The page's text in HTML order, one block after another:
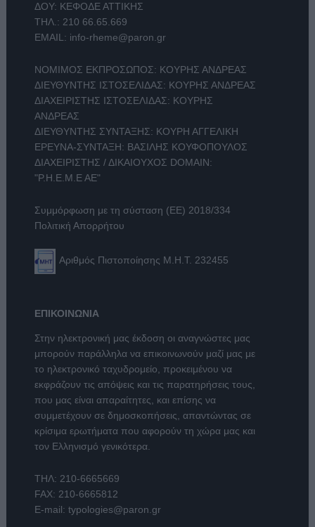
ΔΟΥ: ΚΕΦΟΔΕ ΑΤΤΙΚΗΣ
ΤΗΛ.: 210 66.65.669
EMAIL: info-rheme@paron.gr
ΝΟΜΙΜΟΣ ΕΚΠΡΟΣΩΠΟΣ: ΚΟΥΡΗΣ ΑΝΔΡΕΑΣ
ΔΙΕΥΘΥΝΤΗΣ ΙΣΤΟΣΕΛΙΔΑΣ: ΚΟΥΡΗΣ ΑΝΔΡΕΑΣ
ΔΙΑΧΕΙΡΙΣΤΗΣ ΙΣΤΟΣΕΛΙΔΑΣ: ΚΟΥΡΗΣ
ΑΝΔΡΕΑΣ
ΔΙΕΥΘΥΝΤΗΣ ΣΥΝΤΑΞΗΣ: ΚΟΥΡΗ ΑΓΓΕΛΙΚΗ
ΕΡΕΥΝΑ-ΣΥΝΤΑΞΗ: ΒΑΣΙΛΗΣ ΚΟΥΦΟΠΟΥΛΟΣ
ΔΙΑΧΕΙΡΙΣΤΗΣ / ΔΙΚΑΙΟΥΧΟΣ DOMAIN:
"Ρ.Η.Ε.Μ.Ε ΑΕ"
Συμμόρφωση με τη σύσταση (ΕΕ) 2018/334
Πολιτική Απορρήτου
Αριθμός Πιστοποίησης Μ.Η.Τ. 232455
ΕΠΙΚΟΙΝΩΝΙΑ
Στην ηλεκτρονική μας έκδοση οι αναγνώστες μας
μπορούν παράλληλα να επικοινωνούν μαζί μας με
το ηλεκτρονικό ταχυδρομείο, προκειμένου να
εκφράζουν τις απόψεις και τις παρατηρήσεις τους,
που μας είναι απαραίτητες, και επίσης να
συμμετέχουν σε δημοσκοπήσεις, απαντώντας σε
κρίσιμα ερωτήματα που αφορούν τη χώρα μας και
τον Ελληνισμό γενικότερα.
ΤΗΛ: 210-6665669
FAX: 210-6665812
E-mail: typologies@paron.gr